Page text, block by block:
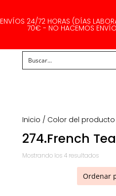
ENVÍOS 24/72 HORAS (DÍAS
70€ - NO HACEMOS
Inicio / Color del producto
274.French Tea
Mostrando los 4 resultados
por
los